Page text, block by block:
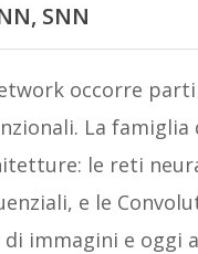
SNN
occorre
La
le reti
e le
di immagini e